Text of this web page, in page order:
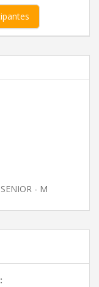
SENIOR - M